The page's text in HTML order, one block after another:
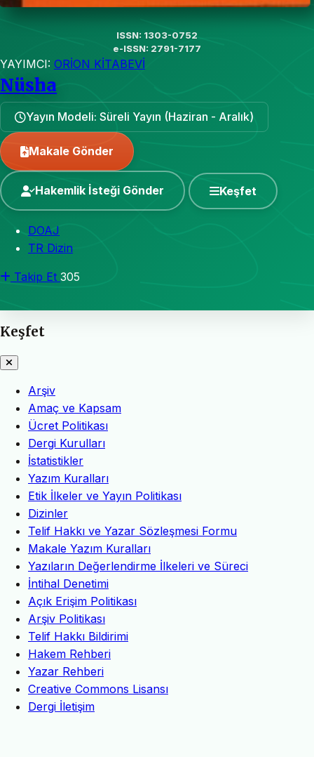
ISSN: 1303-0752
e-ISSN: 2791-7177
YAYIMCI: ORİON KİTABEVİ
Nüsha
Yayın Modeli: Süreli Yayın (Haziran - Aralık)
Makale Gönder
Hakemlik İsteği Gönder Keşfet
DOAJ
TR Dizin
Takip Et 305
Keşfet
Arşiv
Amaç ve Kapsam
Ücret Politikası
Dergi Kurulları
İstatistikler
Yazım Kuralları
Etik İlkeler ve Yayın Politikası
Dizinler
Telif Hakkı ve Yazar Sözleşmesi Formu
Makale Yazım Kuralları
Yazıların Değerlendirme İlkeleri ve Süreci
İntihal Denetimi
Açık Erişim Politikası
Arşiv Politikası
Telif Hakkı Bildirimi
Hakem Rehberi
Yazar Rehberi
Creative Commons Lisansı
Dergi İletişim